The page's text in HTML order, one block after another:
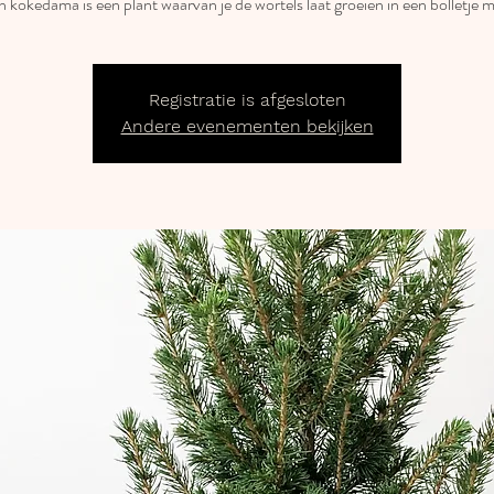
Registratie is afgesloten
Andere evenementen bekijken